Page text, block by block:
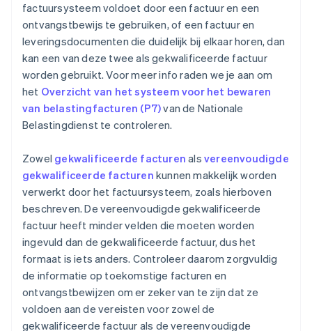
factuursysteem voldoet door een factuur en een
ontvangstbewijs te gebruiken, of een factuur en
leveringsdocumenten die duidelijk bij elkaar horen, dan
kan een van deze twee als gekwalificeerde factuur
worden gebruikt. Voor meer info raden we je aan om
het Overzicht van het systeem voor het bewaren
van belastingfacturen (P7)van de Nationale
Belastingdienst te controleren.
Zowel gekwalificeerde facturen alsvereenvoudigde
gekwalificeerde facturen kunnen makkelijk worden
verwerkt door het factuursysteem, zoals hierboven
beschreven. De vereenvoudigde gekwalificeerde
factuur heeft minder velden die moeten worden
ingevuld dan de gekwalificeerde factuur, dus het
formaat is iets anders. Controleer daarom zorgvuldig
de informatie op toekomstige facturen en
ontvangstbewijzen om er zeker van te zijn dat ze
voldoen aan de vereisten voor zowel de
gekwalificeerde factuur als de vereenvoudigde